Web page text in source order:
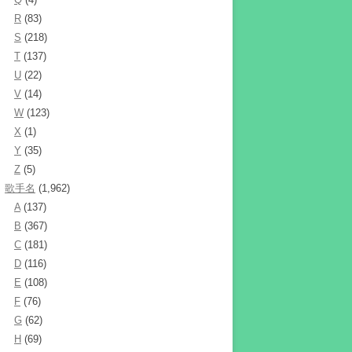
R (83)
S (218)
T (137)
U (22)
V (14)
W (123)
X (1)
Y (35)
Z (5)
歌手名 (1,962)
A(137)
B (367)
C (181)
D (116)
E (108)
F (76)
G (62)
H (69)